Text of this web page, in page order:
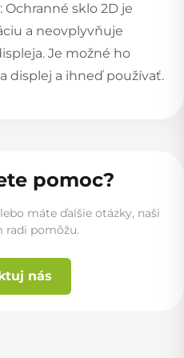
sklo 2D je
a neovplyvňuje
Je možné ho
displej a ihneď používať.
pomoc?
máte ďalšie otázky, naši
radi pomôžu.
nás